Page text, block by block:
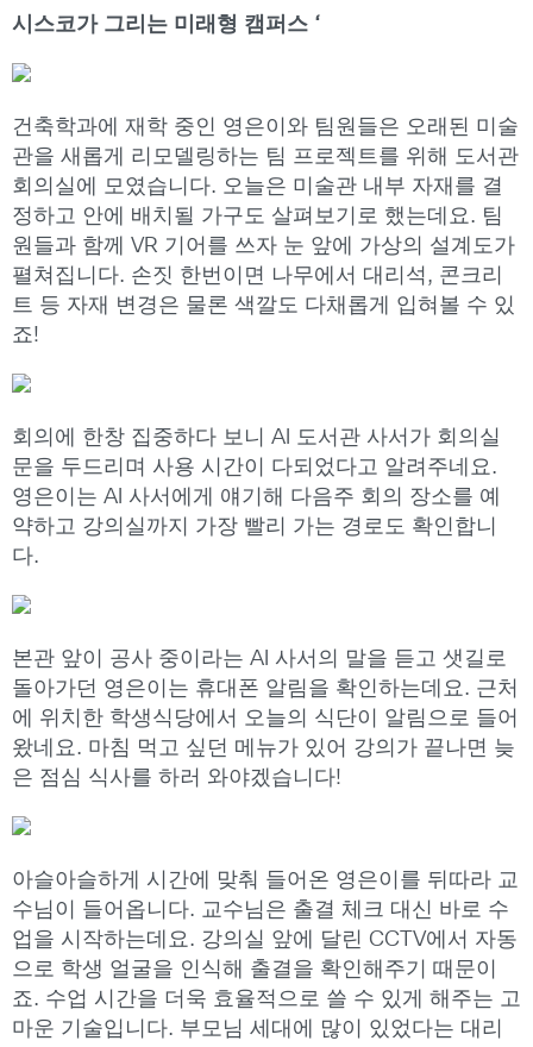
시스코가 그리는 미래형 캠퍼스 ‘
건축학과에 재학 중인 영은이와 팀원들은 오래된 미술
관을 새롭게 리모델링하는 팀 프로젝트를 위해 도서관
회의실에 모였습니다. 오늘은 미술관 내부 자재를 결
정하고 안에 배치될 가구도 살펴보기로 했는데요. 팀
원들과 함께 VR 기어를 쓰자 눈 앞에 가상의 설계도가
펼쳐집니다. 손짓 한번이면 나무에서 대리석, 콘크리
트 등 자재 변경은 물론 색깔도 다채롭게 입혀볼 수 있
죠!
회의에 한창 집중하다 보니 AI 도서관 사서가 회의실
문을 두드리며 사용 시간이 다되었다고 알려주네요.
영은이는 AI 사서에게 얘기해 다음주 회의 장소를 예
약하고 강의실까지 가장 빨리 가는 경로도 확인합니
다.
본관 앞이 공사 중이라는 AI 사서의 말을 듣고 샛길로
돌아가던 영은이는 휴대폰 알림을 확인하는데요. 근처
에 위치한 학생식당에서 오늘의 식단이 알림으로 들어
왔네요. 마침 먹고 싶던 메뉴가 있어 강의가 끝나면 늦
은 점심 식사를 하러 와야겠습니다!
아슬아슬하게 시간에 맞춰 들어온 영은이를 뒤따라 교
수님이 들어옵니다. 교수님은 출결 체크 대신 바로 수
업을 시작하는데요. 강의실 앞에 달린 CCTV에서 자동
으로 학생 얼굴을 인식해 출결을 확인해주기 때문이
죠. 수업 시간을 더욱 효율적으로 쓸 수 있게 해주는 고
마운 기술입니다. 부모님 세대에 많이 있었다는 대리